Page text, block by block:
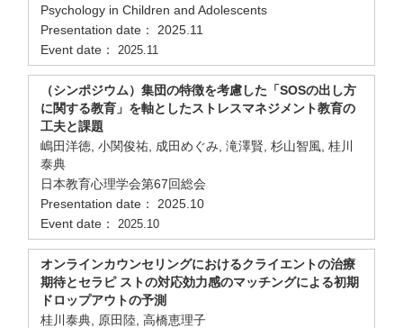
Psychology in Children and Adolescents
Presentation date： 2025.11
Event date： 2025.11
（シンポジウム）集団の特徴を考慮した「SOSの出し方
に関する教育」を軸としたストレスマネジメント教育の
工夫と課題
嶋田洋徳, 小関俊祐, 成田めぐみ, 滝澤賢, 杉山智風, 桂川
泰典
日本教育心理学会第67回総会
Presentation date： 2025.10
Event date： 2025.10
オンラインカウンセリングにおけるクライエントの治療
期待とセラピ ストの対応効力感のマッチングによる初期
ドロップアウトの予測
桂川泰典, 原田陸, 高橋恵理子